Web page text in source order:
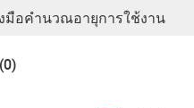
มือคำนวณอายุการใช้งาน
(0)